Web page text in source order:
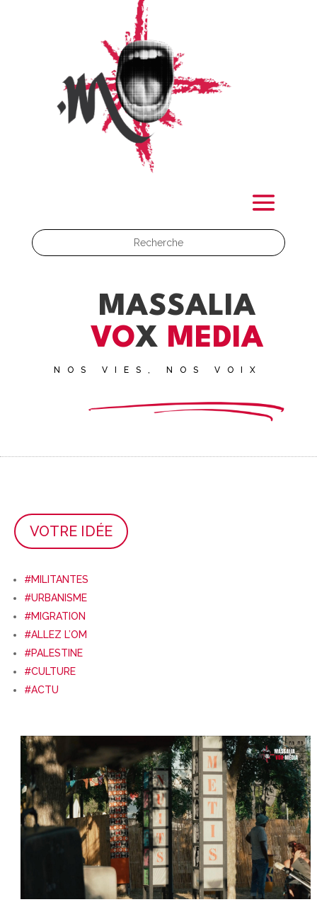
MASSALIA
VOX MEDIA
NOS VIES, NOS VOIX
VOTRE IDÉE
#MILITANTES
#URBANISME
#MIGRATION
#ALLEZ L’OM
#PALESTINE
#CULTURE
#ACTU